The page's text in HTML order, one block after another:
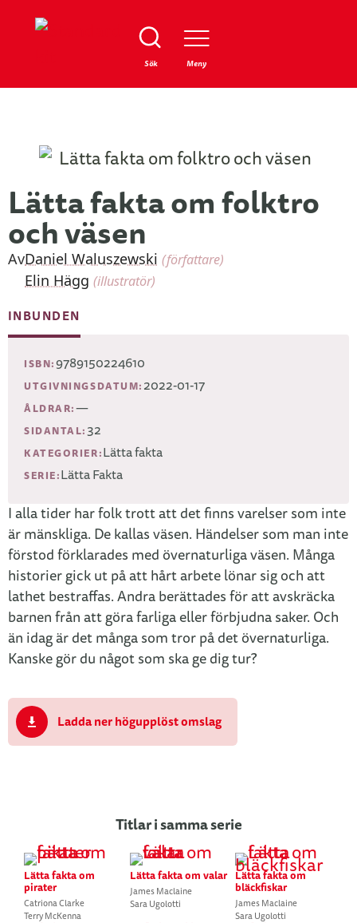
Sök
Stäng Meny
Lätta fakta om folktro
och väsen
AvDaniel Waluszewski (författare)
Elin Hägg (illustratör)
INBUNDEN
ISBN:9789150224610
UTGIVNINGSDATUM: 2022-01-17
ÅLDRAR:—
SIDANTAL:32
KATEGORIER:Lätta fakta
SERIE:Lätta Fakta
I alla tider har folk trott att det finns varelser som inte
är mänskliga. De kallas väsen. Händelser som man inte
förstod förklarades med övernaturliga väsen. Många
historier gick ut på att hårt arbete lönar sig och att
lathet bestraffas. Andra berättades för att avskräcka
barnen från att göra farliga eller förbjudna saker. Och
än idag är det många som tror på det övernaturliga.
Kanske gör du något som ska ge dig tur?
Ladda ner högupplöst omslag
Titlar i samma serie
Lätta fakta om
pirater
Catriona Clarke
Terry McKenna
Lätta fakta om valar
James Maclaine
Sara Ugolotti
Lätta fakta om
bläckfiskar
James Maclaine
Sara Ugolotti